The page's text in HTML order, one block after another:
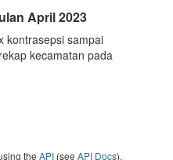
April 2023
kontrasepsi sampai
kecamatan pada
the API (see API Docs).